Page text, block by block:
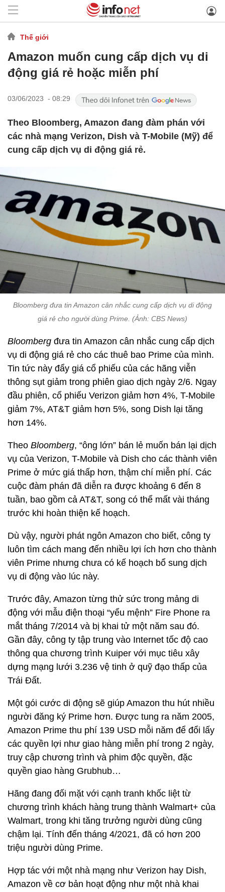
Thế giới
Amazon muốn cung cấp dịch vụ di
động giá rẻ hoặc miễn phí
03/06/2023 - 08:29
Theo Bloomberg, Amazon đang đàm phán với
các nhà mạng Verizon, Dish và T-Mobile (Mỹ) để
cung cấp dịch vụ di động giá rẻ.
Bloomberg đưa tin Amazon cân nhắc cung cấp dịch vụ di động
giá rẻ cho người dùng Prime. (Ảnh: CBS News)
Bloomberg đưa tin Amazon cân nhắc cung cấp dịch
vụ di động giá rẻ cho các thuê bao Prime của mình.
Tin tức này đẩy giá cổ phiếu của các hãng viễn
thông sụt giảm trong phiên giao dịch ngày 2/6. Ngay
đầu phiên, cổ phiếu Verizon giảm hơn 4%, T-Mobile
giảm 7%, AT&T giảm hơn 5%, song Dish lại tăng
hơn 14%.
Theo Bloomberg, “ông lớn” bán lẻ muốn bán lại dịch
vụ của Verizon, T-Mobile và Dish cho các thành viên
Prime ở mức giá thấp hơn, thậm chí miễn phí. Các
cuộc đàm phán đã diễn ra được khoảng 6 đến 8
tuần, bao gồm cả AT&T, song có thể mất vài tháng
trước khi hoàn thiện kế hoạch.
Dù vậy, người phát ngôn Amazon cho biết, công ty
luôn tìm cách mang đến nhiều lợi ích hơn cho thành
viên Prime nhưng chưa có kế hoạch bổ sung dịch
vụ di động vào lúc này.
Trước đây, Amazon từng thử sức trong mảng di
động với mẫu điện thoại “yểu mệnh” Fire Phone ra
mắt tháng 7/2014 và bị khai tử một năm sau đó.
Gần đây, công ty tập trung vào Internet tốc độ cao
thông qua chương trình Kuiper với mục tiêu xây
dựng mạng lưới 3.236 vệ tinh ở quỹ đạo thấp của
Trái Đất.
Một gói cước di động sẽ giúp Amazon thu hút nhiều
người đăng ký Prime hơn. Được tung ra năm 2005,
Amazon Prime thu phí 139 USD mỗi năm để đổi lấy
các quyền lợi như giao hàng miễn phí trong 2 ngày,
truy cập chương trình và phim độc quyền, đặc
quyền giao hàng Grubhub…
Hãng đang đối mặt với cạnh tranh khốc liệt từ
chương trình khách hàng trung thành Walmart+ của
Walmart, trong khi tăng trưởng người dùng cũng
chậm lại. Tính đến tháng 4/2021, đã có hơn 200
triệu người dùng Prime.
Hợp tác với một nhà mạng như Verizon hay Dish,
Amazon về cơ bản hoạt động như một nhà khai